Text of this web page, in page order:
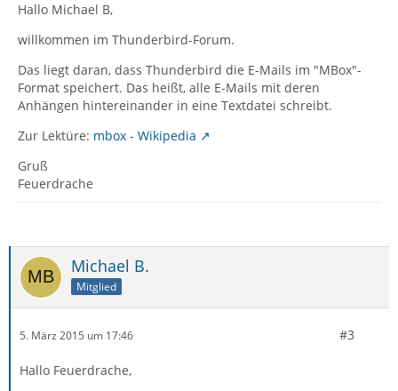
Hallo Michael B,
willkommen im Thunderbird-Forum.
Das liegt daran, dass Thunderbird die E-Mails im "MBox"-
Format speichert. Das heißt, alle E-Mails mit deren
Anhängen hintereinander in eine Textdatei schreibt.
Zur Lektüre: mbox - Wikipedia
Gruß
Feuerdrache
Michael B.
Mitglied
5. März 2015 um 17:46 #3
Hallo Feuerdrache,